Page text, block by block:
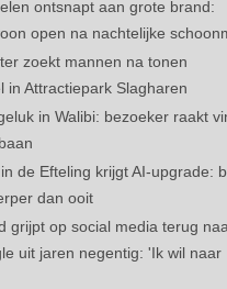
ontsnapt aan grote brand:
open na nachtelijke
zoekt mannen na tonen
in Attractiepark Slagharen
in Walibi: bezoeker raakt
de Efteling krijgt AI-upgrade:
dan ooit
grijpt op social media terug
uit jaren negentig: 'Ik wil naar